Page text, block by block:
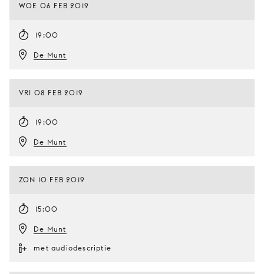
WOE 06 FEB 2019
19:00
De Munt
VRI 08 FEB 2019
19:00
De Munt
ZON 10 FEB 2019
15:00
De Munt
met audiodescriptie